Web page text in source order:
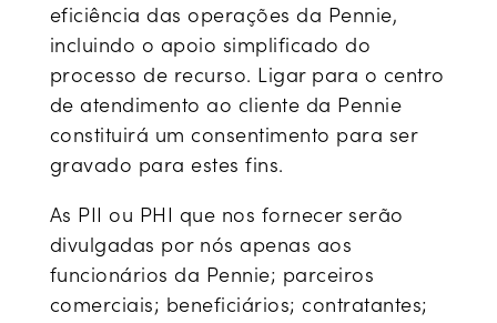
eficiência das operações da Pennie,
incluindo o apoio simplificado do
processo de recurso. Ligar para o centro
de atendimento ao cliente da Pennie
constituirá um consentimento para ser
gravado para estes fins.
As PII ou PHI que nos fornecer serão
divulgadas por nós apenas aos
funcionários da Pennie; parceiros
comerciais; beneficiários; contratantes;